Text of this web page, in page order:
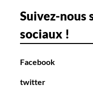
Suivez-nous
sociaux !
Facebook
twitter